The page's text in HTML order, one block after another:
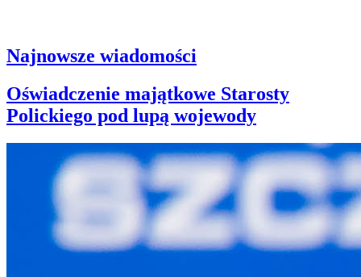
Najnowsze wiadomości
Oświadczenie majątkowe Starosty
Polickiego pod lupą wojewody